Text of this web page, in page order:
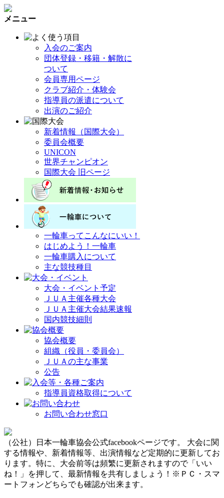
メニュー
入会のご案内
団体登録・移籍・解散に
ついて
会員専用ページ
クラブ紹介・体験会
指導員の派遣について
出演のご紹介
新着情報（国際大会）
委員会概要
UNICON
世界チャンピオン
国際大会 旧ページ
一輪車ってこんなにいい！
はじめよう！一輪車
一輪車購入について
主な競技種目
大会・イベント予定
ＪＵＡ主催各種大会
ＪＵＡ主催大会結果速報
国内競技細則
協会概要
組織（役員・委員会）
ＪＵＡの主な事業
公告
指導員資格取得について
お問い合わせ窓口
（公社）日本一輪車協会公式facebookページです。 大会に関
する情報や、新着情報等、出演情報など定期的に更新してお
ります。特に、大会前等は頻繁に更新されますので「いい
ね！」を押して、最新情報を共有しましょう！※ＰＣ・スマ
ートフォンどちらでも確認が出来ます。